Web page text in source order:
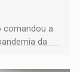
comandou a
da